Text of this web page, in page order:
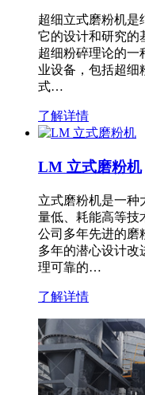
超细立式磨粉机是
它的设计和研究的
超细粉碎理论的一
业设备，包括超细
式…
了解详情
LM 立式磨粉机
立式磨粉机是一种
量低、耗能高等技
公司多年先进的磨
多年的潜心设计改
理可靠的…
了解详情